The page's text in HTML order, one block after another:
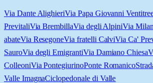
Via Dante AlighieriVia Papa Giovanni
PrevitaliVia BrembillaVia degli AlpiniVia
abateVia ResegoneVia fratelli CalviVia Ca'
SauroVia degli EmigrantiVia Damiano Chiesa
ColleoniVia PontegiurinoPonte Romanico
Valle ImagnaCiclopedonale di Valle